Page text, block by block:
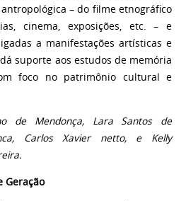
– do filme etnográfico
cinema, exposições, etc. – e
a manifestações artísticas e
suporte aos estudos de memória
foco no patrimônio cultural e
de Mendonça, Lara Santos de
Carlos Xavier netto, e Kelly
.
Geração